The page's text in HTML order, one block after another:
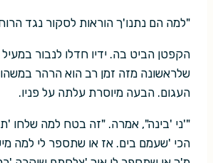
"למה הם נתנו'ך הוראות לסקור נגד
הקפטן הביט בה. ידיו חדלו לנבור
שלראשונה מזה זמן רב הוא הרהר
העגום. הבעה מיוסרת עלתה על פניו.
"'ני 'בינה", אמרה. "זה בטח למה שלחו
הכי 'שעמם בים. אז או שתספר לי למה